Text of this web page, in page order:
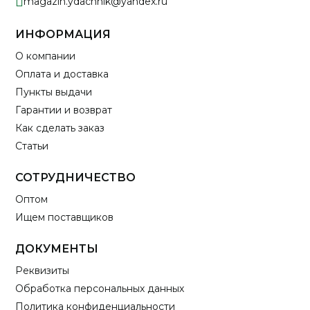
ИНФОРМАЦИЯ
О компании
Оплата и доставка
Пункты выдачи
Гарантии и возврат
Как сделать заказ
Статьи
СОТРУДНИЧЕСТВО
Оптом
Ищем поставщиков
ДОКУМЕНТЫ
Реквизиты
Обработка персональных данных
Политика конфиденциальности